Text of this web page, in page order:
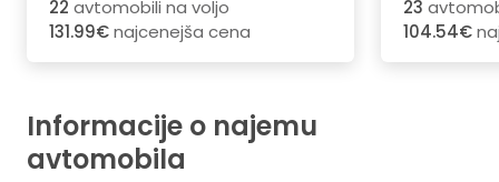
22 avtomobili na voljo
131.99€najcenejša cena
23
104.54€
Informacije o najemu
avtomobila